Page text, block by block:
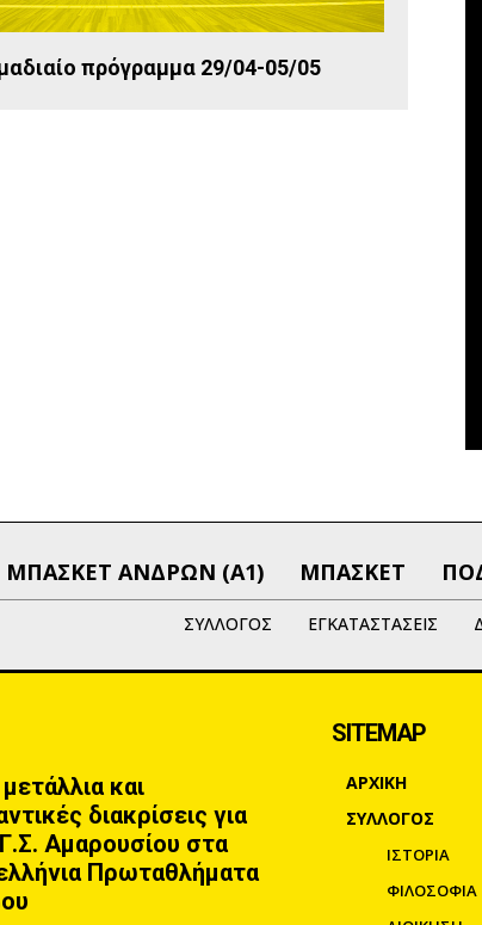
πρόγραμμα 29/04-05/05
ΜΠΑΣΚΕΤ ΑΝΔΡΩΝ (Α1) ΜΠΑΣΚΕΤ
ΣΥΛΛΟΓΟΣ ΕΓΚΑΤΑΣΤΑΣΕΙΣ
και
διακρίσεις για
Αμαρουσίου στα
Πρωταθλήματα
SITEMAP
ΑΡΧΙΚΗ
ΣΥΛΛΟΓΟΣ
ΙΣΤΟΡΙΑ
ΦΙΛΟΣΟΦΙΑ